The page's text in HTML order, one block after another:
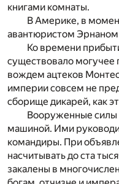
книгами комнаты.
В Америке, в
авантюристом
Ко времени
существовало могучее
вождем ацтеков
империи совсем не
сборище дикарей, как
Вооруженные силы
машиной. Ими
командиры. При
насчитывать до ста
закалены в